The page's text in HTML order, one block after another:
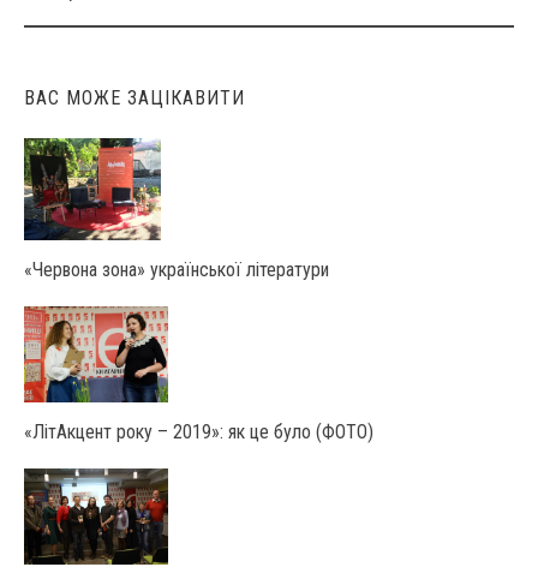
ВАС МОЖЕ ЗАЦІКАВИТИ
«Червона зона» української літератури
«ЛітАкцент року – 2019»: як це було (ФОТО)